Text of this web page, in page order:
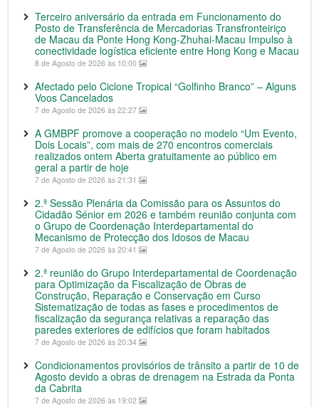
Terceiro aniversário da entrada em Funcionamento do
Posto de Transferência de Mercadorias Transfronteiriço
de Macau da Ponte Hong Kong-Zhuhai-Macau Impulso à
conectividade logística eficiente entre Hong Kong e Macau
8 de Agosto de 2026 às 10:00
Afectado pelo Ciclone Tropical “Golfinho Branco” – Alguns
Voos Cancelados
7 de Agosto de 2026 às 22:27
A GMBPF promove a cooperação no modelo “Um Evento,
Dois Locais”, com mais de 270 encontros comerciais
realizados ontem Aberta gratuitamente ao público em
geral a partir de hoje
7 de Agosto de 2026 às 21:31
2.ª Sessão Plenária da Comissão para os Assuntos do
Cidadão Sénior em 2026 e também reunião conjunta com
o Grupo de Coordenação Interdepartamental do
Mecanismo de Protecção dos Idosos de Macau
7 de Agosto de 2026 às 20:41
2.ª reunião do Grupo Interdepartamental de Coordenação
para Optimização da Fiscalização de Obras de
Construção, Reparação e Conservação em Curso
Sistematização de todas as fases e procedimentos de
fiscalização da segurança relativas a reparação das
paredes exteriores de edifícios que foram habitados
7 de Agosto de 2026 às 20:34
Condicionamentos provisórios de trânsito a partir de 10 de
Agosto devido a obras de drenagem na Estrada da Ponta
da Cabrita
7 de Agosto de 2026 às 19:02